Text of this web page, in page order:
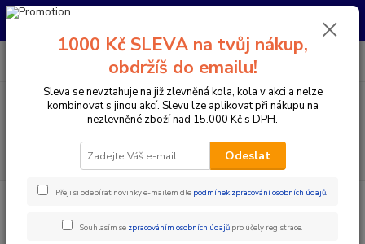
Pro nachystání kola / doplňků na prodejně si prosím zavolejte dopředu.
Menu
CZK
PO-PÁ 10:00-17:00 | SO: 9:00-12:00
Doplňky a helmy Cyklovozíky a tažné lana
S’COOL TaXXi
1000 Kč SLEVA na tvůj nákup,
obdržíš do emailu!
Sleva se nevztahuje na již zlevněná kola, kola v akci a nelze
kombinovat s jinou akcí. Slevu lze aplikovat při nákupu na
nezlevněné zboží nad 15.000 Kč s DPH.
Odeslat
Přeji si odebírat novinky e-mailem dle podmínek zpracování osobních údajů.
Souhlasím se zpracováním osobních údajů pro účely registrace.